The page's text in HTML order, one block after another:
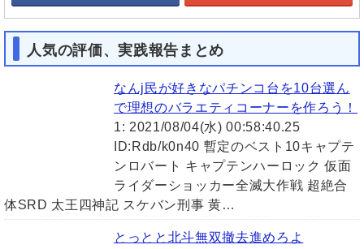
人気の評価、実践報告まとめ
なんj民が好きなパチンコ台を10台選ん
で理想のバラエティコーナーを作ろう！
1: 2021/08/04(水) 00:58:40.25
ID:Rdb/k0n40 暫定のベスト10キャプテ
ンロバート キャプテンハーロック 仮面
ライダーショッカー全滅大作戦 超絶合
体SRD 太王四神記 スケバン刑事 黄…
とっとと北斗無双撤去進めろよ